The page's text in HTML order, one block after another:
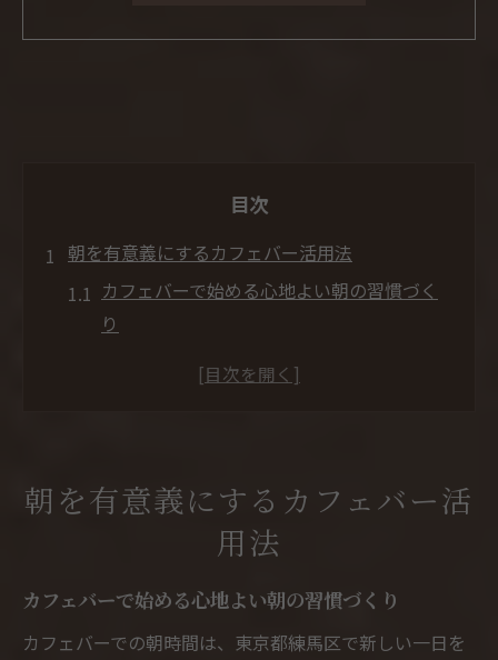
目次
朝を有意義にするカフェバー活用法
カフェバーで始める心地よい朝の習慣づく
り
カフェバーを活用した朝のゆったりリフレ
忙しい朝こそカフェバーの静けさを体感し
落ち着いた朝時間を楽しむならカフェバーが最
適
朝を有意義にするカフェバー活
用法
カフェバーで始める心地よい朝の習慣づくり
カフェバーでの朝時間は、東京都練馬区で新しい一日を